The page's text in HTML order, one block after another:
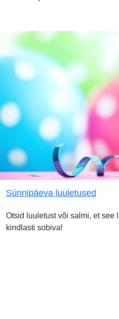
Sünnipäeva luuletused
Otsid luuletust või salmi, et see
kindlasti sobiva!